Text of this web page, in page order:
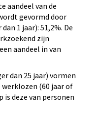
aandeel van de
gevormd door
1 jaar): 51,2%. De
zijn
aandeel in van
dan 25 jaar) vormen
werklozen (60 jaar of
is deze van personen